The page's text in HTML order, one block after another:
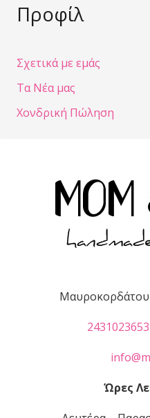
Προφίλ
Σχετικά με εμάς
Τα Νέα μας
Χονδρική Πώληση
Μαυροκορδάτου
2431023653
Ώρες